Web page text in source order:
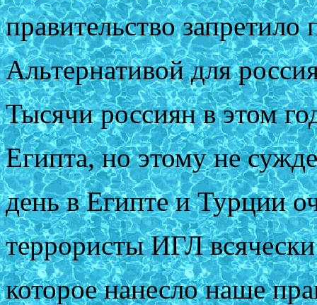
правительство
Альтернативой для
Тысячи россиян в этом
Египта, но этому не
день в Египте и Турции
террористы ИГЛ
которое нанесло наше